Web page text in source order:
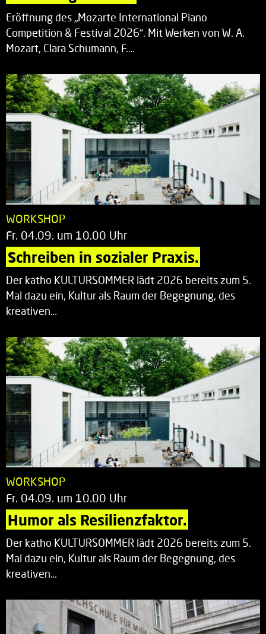
Eröffnung des „Mozarte International Piano
Competition & Festival 2026“. Mit Werken von W. A.
Mozart, Clara Schumann, F.…
WORKSHOP
Fr. 04.09. um 10.00 Uhr
Schreiben in sozialer Praxis.
Der katho KULTURSOMMER lädt 2026 bereits zum 5.
Mal dazu ein, Kultur als Raum der Begegnung, des
kreativen…
WORKSHOP
Fr. 04.09. um 10.00 Uhr
Humor als Resilienzfaktor.
Der katho KULTURSOMMER lädt 2026 bereits zum 5.
Mal dazu ein, Kultur als Raum der Begegnung, des
kreativen…